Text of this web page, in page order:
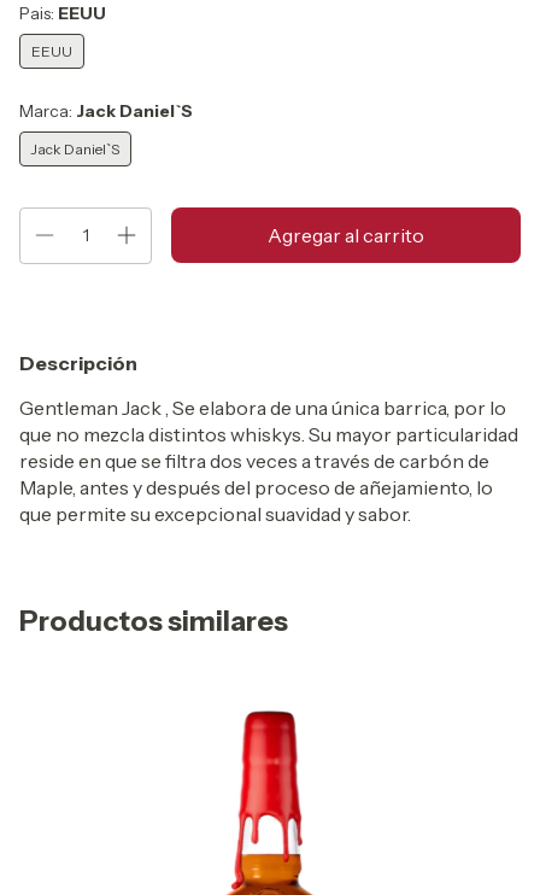
Pais: EEUU
EEUU
Marca: Jack Daniel`S
Jack Daniel`S
Descripción
Gentleman Jack , Se elabora de una única barrica, por lo
que no mezcla distintos whiskys. Su mayor particularidad
reside en que se filtra dos veces a través de carbón de
Maple, antes y después del proceso de añejamiento, lo
que permite su excepcional suavidad y sabor.
Productos similares